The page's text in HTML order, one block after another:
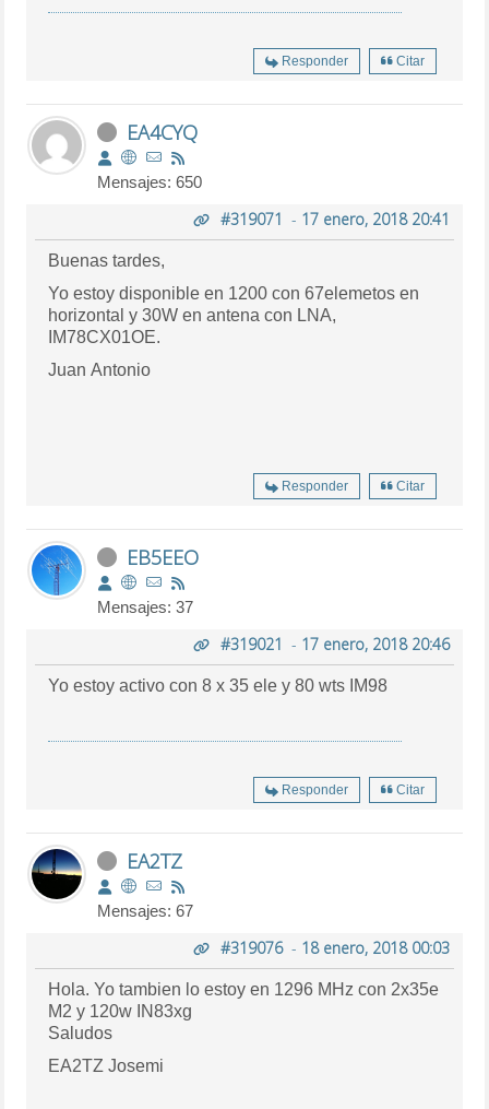
Responder Citar
EA4CYQ
Mensajes: 650
#319071 - 17 enero, 2018 20:41
Buenas tardes,
Yo estoy disponible en 1200 con 67elemetos en
horizontal y 30W en antena con LNA,
IM78CX01OE.
Juan Antonio
Responder Citar
EB5EEO
Mensajes: 37
#319021 - 17 enero, 2018 20:46
Yo estoy activo con 8 x 35 ele y 80 wts IM98
Responder Citar
EA2TZ
Mensajes: 67
#319076- 18 enero, 2018 00:03
Hola. Yo tambien lo estoy en 1296 MHz con 2x35e
M2 y 120w IN83xg
Saludos
EA2TZ Josemi